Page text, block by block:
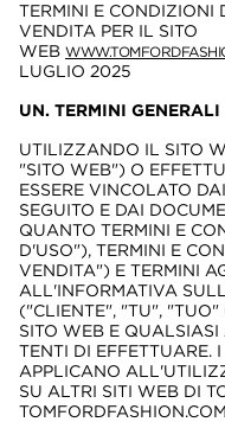
TERMINI E CONDIZIONI
VENDITA PER IL SITO
WEB
LUGLIO 2025
UN. TERMINI GENERALI
UTILIZZANDO IL SITO
"SITO WEB") O
ESSERE VINCOLATO
SEGUITO E DAI
QUANTO TERMINI E
D'USO"), TERMINI E
VENDITA") E TERMINI
ALL'INFORMATIVA
("CLIENTE", "TU", "TUO"
SITO WEB E QUALSIASI
TENTI DI EFFETTUARE.
APPLICANO
SU ALTRI SITI WEB DI